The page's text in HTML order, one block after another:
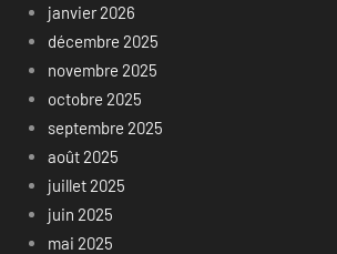
janvier 2026
décembre 2025
novembre 2025
octobre 2025
septembre 2025
août 2025
juillet 2025
juin 2025
mai 2025